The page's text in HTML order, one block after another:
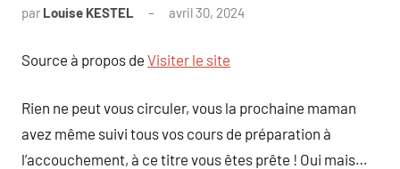
par Louise KESTEL avril 30, 2024
Source à propos de Visiter le site
Rien ne peut vous circuler, vous la prochaine maman
avez même suivi tous vos cours de préparation à
l’accouchement, à ce titre vous êtes prête ! Oui mais…